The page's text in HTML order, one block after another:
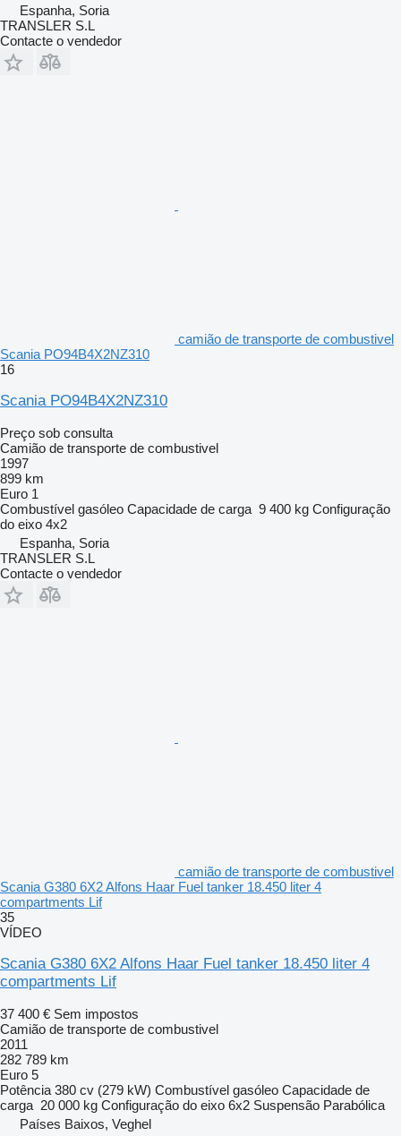
Espanha, Soria
TRANSLER S.L
Contacte o vendedor
camião de transporte de combustivel
Scania PO94B4X2NZ310
16
Scania PO94B4X2NZ310
Preço sob consulta
Camião de transporte de combustivel
1997
899 km
Euro 1
Combustível gasóleo Capacidade de carga 9 400 kg Configuração
do eixo 4x2
Espanha, Soria
TRANSLER S.L
Contacte o vendedor
camião de transporte de combustivel
Scania G380 6X2 Alfons Haar Fuel tanker 18.450 liter 4
compartments Lif
35
VÍDEO
Scania G380 6X2 Alfons Haar Fuel tanker 18.450 liter 4
compartments Lif
37 400 € Sem impostos
Camião de transporte de combustivel
2011
282 789 km
Euro 5
Potência 380 cv (279 kW) Combustível gasóleo Capacidade de
carga 20 000 kg Configuração do eixo 6x2 Suspensão Parabólica
Países Baixos, Veghel